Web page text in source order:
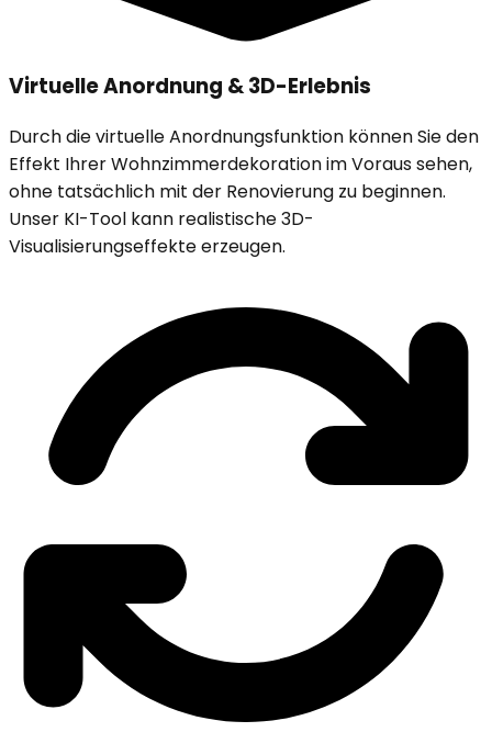
Virtuelle Anordnung & 3D-Erlebnis
Durch die virtuelle Anordnungsfunktion können Sie den
Effekt Ihrer Wohnzimmerdekoration im Voraus sehen,
ohne tatsächlich mit der Renovierung zu beginnen.
Unser KI-Tool kann realistische 3D-
Visualisierungseffekte erzeugen.